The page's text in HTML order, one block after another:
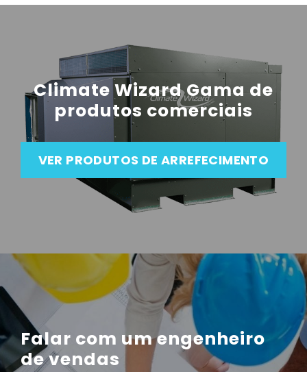
Climate Wizard Gama de
produtos comerciais
VER PRODUTOS DE ARREFECIMENTO
Falar com um engenheiro
de vendas